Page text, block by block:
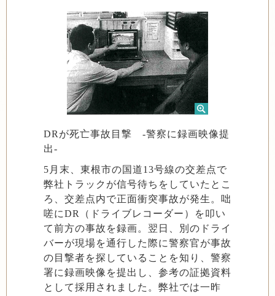
DRが死亡事故目撃 -警察に録画映像提
出-
5月末、東根市の国道13号線の交差点で
弊社トラックが信号待ちをしていたとこ
ろ、交差点内で正面衝突事故が発生。咄
嗟にDR（ドライブレコーダー）を叩い
て前方の事故を録画。翌日、別のドライ
バーが現場を通行した際に警察官が事故
の目撃者を探していることを知り、警察
署に録画映像を提出し、参考の証拠資料
として採用されました。弊社では一昨